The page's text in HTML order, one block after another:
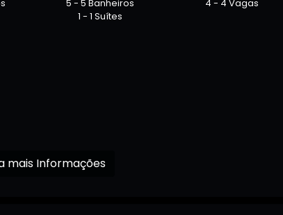
5 - 5 Banheiros
1 - 1 Suítes
4 - 4 Vagas
Receba mais Informações